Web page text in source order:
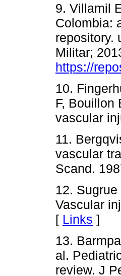
9. Villamil
Colombia:
repository.
Militar;
https://
10.
F, Bouillon
vascular
11.
vascular
Scand.
12.
Vascular
[ Links ]
13.
al.
review. J